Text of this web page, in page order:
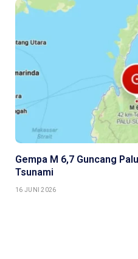
Gempa M 6,7 Guncang
Tsunami
16 JUNI 2026